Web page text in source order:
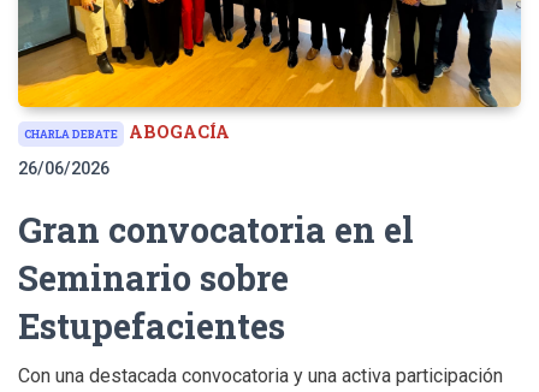
CHARLA DEBATE ABOGACÍA
26/06/2026
Gran convocatoria en el
Seminario sobre
Estupefacientes
Con una destacada convocatoria y una activa participación